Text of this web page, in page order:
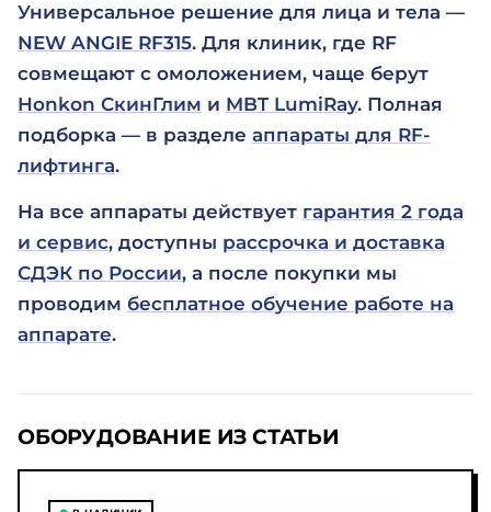
Универсальное решение для лица и тела —
NEW ANGIE RF315. Для клиник, где RF
совмещают с омоложением, чаще берут
Honkon СкинГлим и MBT LumiRay. Полная
подборка — в разделе аппараты для RF-
лифтинга.
На все аппараты действует гарантия 2 года
и сервис, доступны рассрочка и доставка
СДЭК по России, а после покупки мы
проводим бесплатное обучение работе на
аппарате.
ОБОРУДОВАНИЕ ИЗ СТАТЬИ